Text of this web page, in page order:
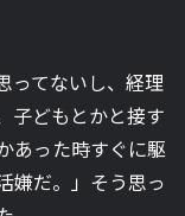
ってないし、経理
子どもとかと接す
あった時すぐに駆
嫌だ。」そう思っ